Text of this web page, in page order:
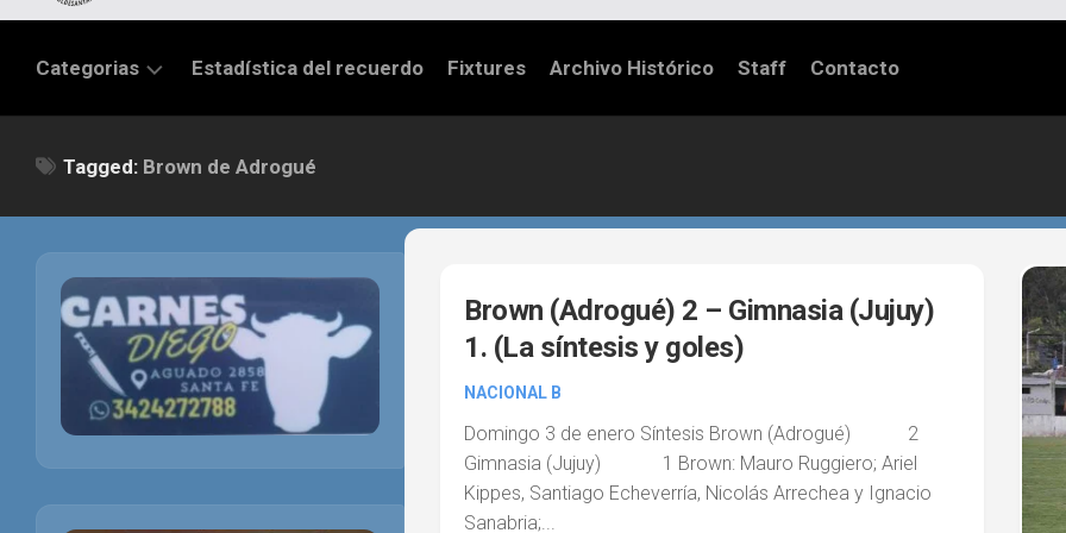
Categorias
SANTAFESINA
OTRAS
TORNEO
FEDERAL
NACIONAL
PRIMERA
INTERNACIONAL
Estadística del recuerdo Fixtures Archivo Histórico Staff Contacto
Tagged: Brown de Adrogué
Brown (Adrogué) 2 – Gimnasia (Jujuy)
1. (La síntesis y goles)
NACIONAL B
Domingo 3 de enero Síntesis Brown (Adrogué) 2
Gimnasia (Jujuy) 1 Brown: Mauro Ruggiero; Ariel
Kippes, Santiago Echeverría, Nicolás Arrechea y Ignacio
Sanabria;...